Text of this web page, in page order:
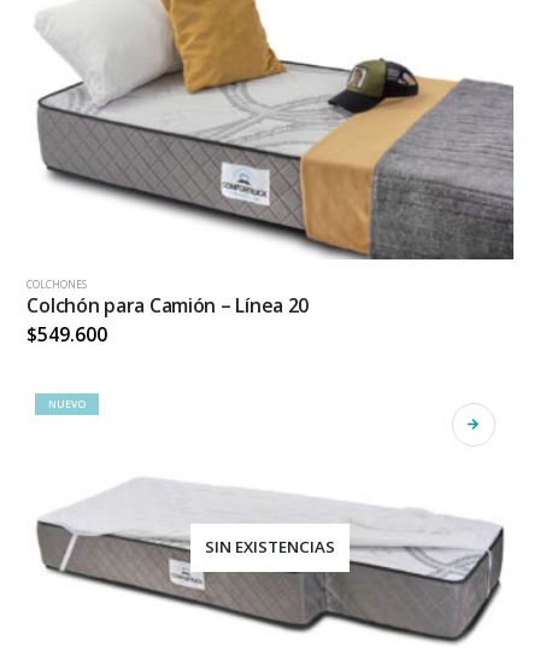
pueden
elegir
página
de
producto
producto
tiene
múltiples
Las
opciones
en
la
página
COLCHONES
Colchón para Camión – Línea 20
$549.600
NUEVO
SIN EXISTENCIAS